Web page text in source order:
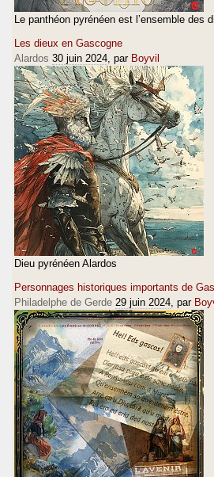
Le panthéon pyrénéen est l’ensemble
Les dieux en Gascogne
Alardos 30 juin 2024 , par Boyvil
Dieu pyrénéen Alardos
Personnages historiques importants de
Philadelphe de Gerde 29 juin 2024 , par